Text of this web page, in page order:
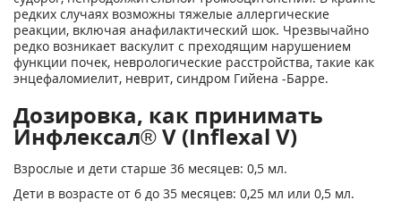
редких случаях возможны тяжелые аллергические
реакции, включая анафилактический шок. Чрезвычайно
редко возникает васкулит с преходящим нарушением
функции почек, неврологические расстройства, такие как
энцефаломиелит, неврит, синдром Гийена -Барре.
Дозировка, как принимать
Инфлексал® V (Inflexal V)
Взрослые и дети старше 36 месяцев: 0,5 мл.
Дети в возрасте от 6 до 35 месяцев: 0,25 мл или 0,5 мл.